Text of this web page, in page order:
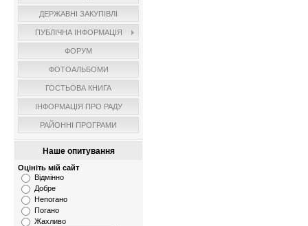
ДЕРЖАВНІ ЗАКУПІВЛІ
ПУБЛІЧНА ІНФОРМАЦІЯ
ФОРУМ
ФОТОАЛЬБОМИ
ГОСТЬОВА КНИГА
ІНФОРМАЦІЯ ПРО РАДУ
РАЙОННІ ПРОГРАМИ
Наше опитування
Оцініть мій сайт
Відмінно
Добре
Непогано
Погано
Жахливо